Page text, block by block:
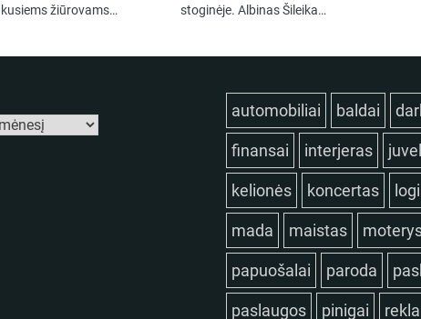
žiūrovams…
stoginėje. Albinas Šileika…
automobiliai baldai
finansai interjeras
kelionės koncertas
mada maistas
papuošalai paroda
paslaugos pinigai